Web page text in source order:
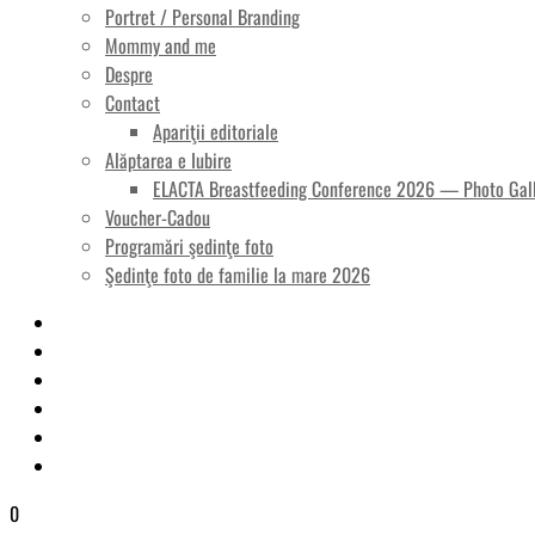
Portret / Personal Branding
Mommy and me
Despre
Contact
Apariţii editoriale
Alăptarea e Iubire
ELACTA Breastfeeding Conference 2026 — Photo
Voucher-Cadou
Programări şedinţe foto
Şedinţe foto de familie la mare 2026
0